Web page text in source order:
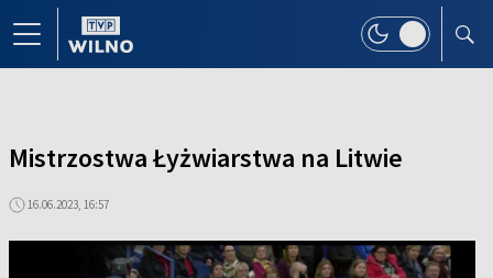
Mistrzostwa Łyżwiarstwa na Litwie
16.06.2023, 16:57